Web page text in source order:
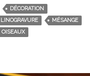
DÉCORATION
LINOGRAVURE
MÉSANGE
OISEAUX